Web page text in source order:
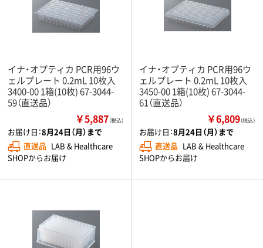
イナ・オプティカ PCR用96ウ
ェルプレート 0.2mL 10枚入
3400-00 1箱(10枚) 67-3044-
59（直送品）
￥5,887（税込）
お届け日：8月24日（月）まで
直送品 LAB & Healthcare
SHOPからお届け
イナ・オプティカ PCR用96ウ
ェルプレート 0.2mL 10枚入
3450-00 1箱(10枚) 67-3044-
61（直送品）
￥6,809（税込）
お届け日：8月24日（月）まで
直送品 LAB & Healthcare
SHOPからお届け